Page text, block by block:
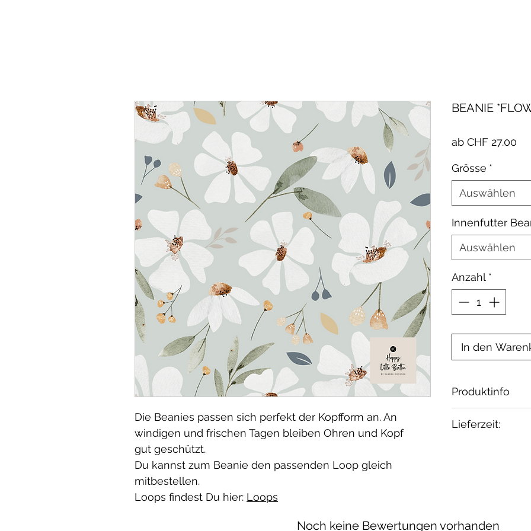
Die Beanies passen sich perfekt der Kopfform an. An
windigen und frischen Tagen bleiben Ohren und Kopf
gut geschützt.
Du kannst zum Beanie den passenden Loop gleich
mitbestellen.
Loops findest Du hier: Loops
BEANIE
ab CHF 27.00
Grösse *
Auswählen
Innenfutter
Auswählen
Anzahl *
In den
Produktinfo
Zertifikat: Oeko
Lieferzeit:
Noch keine Bewertungen vorhanden